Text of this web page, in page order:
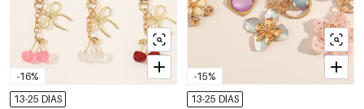
-16%
13-25 DÍAS
-15%
13-25 DÍAS